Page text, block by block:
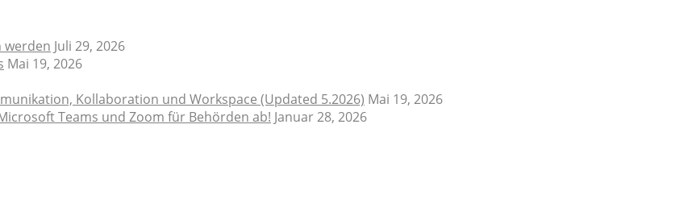
werden Juli 29, 2026
Mai 19, 2026
Kollaboration und Workspace (Updated 5.2026) Mai 19, 2026
Teams und Zoom für Behörden ab! Januar 28, 2026